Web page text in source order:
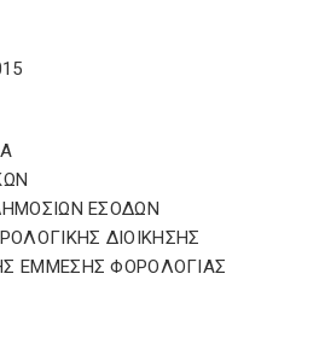
ΕΣΟΔΩΝ
ΔΙΟΙΚΗΣΗΣ
ΕΜΜΕΣΗΣ ΦΟΡΟΛΟΓΙΑΣ